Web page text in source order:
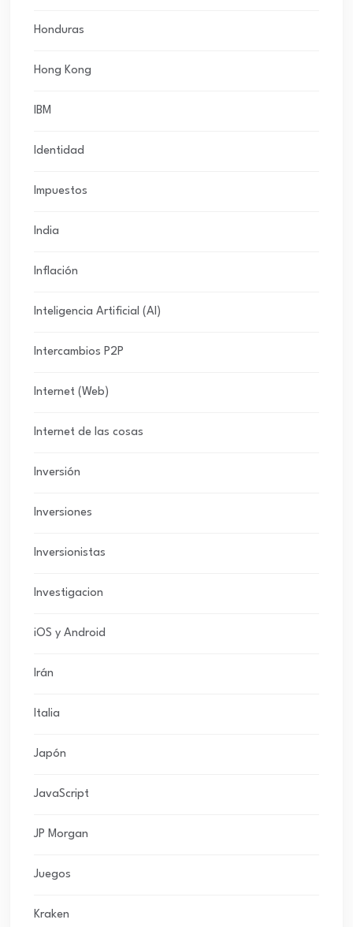
Honduras
Hong Kong
IBM
Identidad
Impuestos
India
Inflación
Inteligencia Artificial (AI)
Intercambios P2P
Internet (Web)
Internet de las cosas
Inversión
Inversiones
Inversionistas
Investigacion
iOS y Android
Irán
Italia
Japón
JavaScript
JP Morgan
Juegos
Kraken